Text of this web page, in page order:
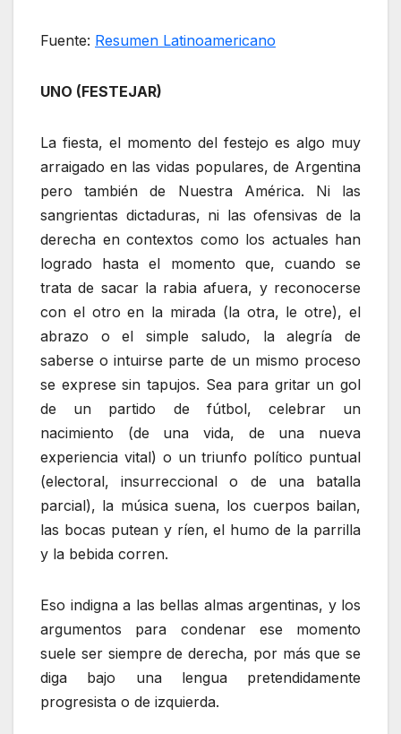
Fuente: Resumen Latinoamericano
UNO (FESTEJAR)
La fiesta, el momento del festejo es algo muy
arraigado en las vidas populares, de Argentina
pero también de Nuestra América. Ni las
sangrientas dictaduras, ni las ofensivas de la
derecha en contextos como los actuales han
logrado hasta el momento que, cuando se
trata de sacar la rabia afuera, y reconocerse
con el otro en la mirada (la otra, le otre), el
abrazo o el simple saludo, la alegría de
saberse o intuirse parte de un mismo proceso
se exprese sin tapujos. Sea para gritar un gol
de un partido de fútbol, celebrar un
nacimiento (de una vida, de una nueva
experiencia vital) o un triunfo político puntual
(electoral, insurreccional o de una batalla
parcial), la música suena, los cuerpos bailan,
las bocas putean y ríen, el humo de la parrilla
y la bebida corren.
Eso indigna a las bellas almas argentinas, y los
argumentos para condenar ese momento
suele ser siempre de derecha, por más que se
diga bajo una lengua pretendidamente
progresista o de izquierda.